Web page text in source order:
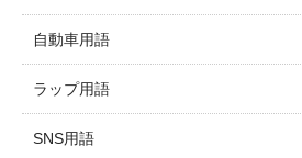
自動車用語
ラップ用語
SNS用語